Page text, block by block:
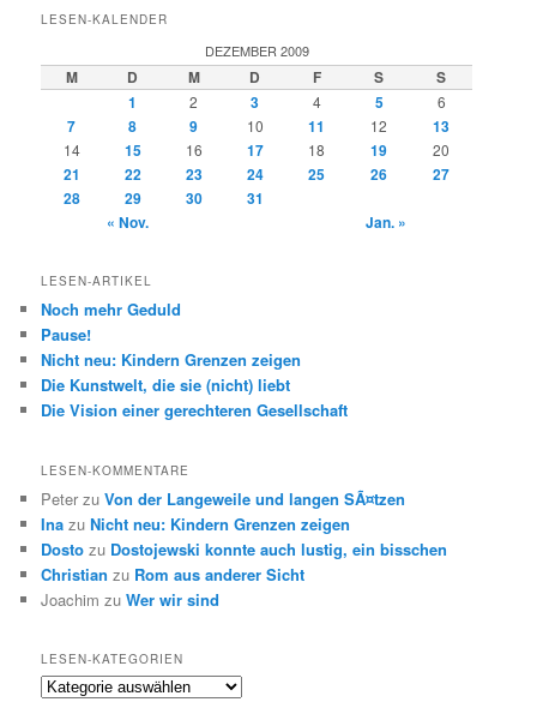
LESEN-KALENDER
DEZEMBER 2009
M D M D F S
S
1
2 3 4 5 6
7 8 9 10 11 12 13
14 15 16 17 18 19 20
21 22 23 24 25 26
27
28
29 30
31
« Nov.
Jan. »
LESEN-ARTIKEL
Noch mehr Geduld
Pause!
Nicht neu: Kindern Grenzen zeigen
Die Kunstwelt, die sie (nicht) liebt
Die Vision einer gerechteren Gesellschaft
LESEN-KOMMENTARE
Peter zuVon der Langeweile und langen SÃ¤tzen
Ina zuNicht neu: Kindern Grenzen zeigen
Dosto zu Dostojewski konnte auch lustig, ein bisschen
Christian zu Rom aus anderer Sicht
Joachim zuWer wir sind
LESEN-KATEGORIEN
Lesen-